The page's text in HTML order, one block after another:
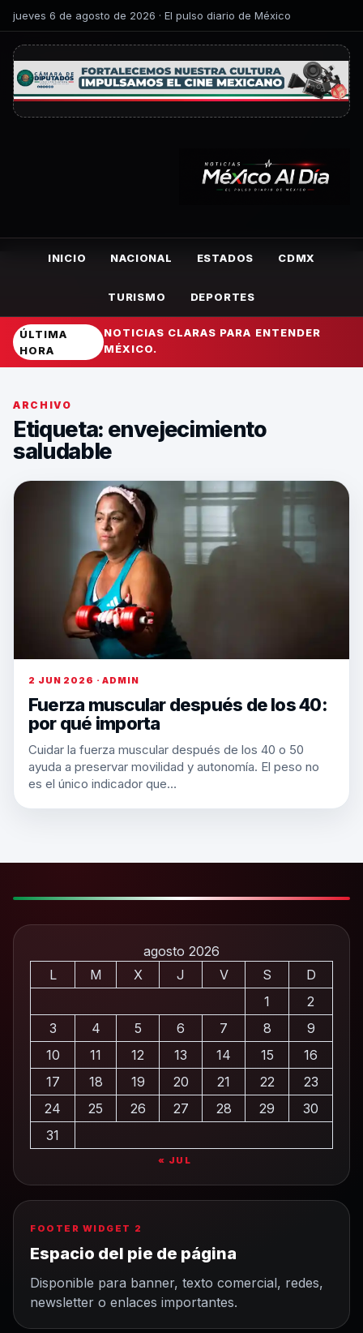
jueves 6 de agosto de 2026 · El pulso diario de México
INICIO NACIONAL ESTADOS CDMX
TURISMO DEPORTES
ÚLTIMA
HORA
NOTICIAS CLARAS PARA ENTENDER
MÉXICO.
ARCHIVO
Etiqueta: envejecimiento
saludable
2 JUN 2026 · ADMIN
Fuerza muscular después de los 40:
por qué importa
Cuidar la fuerza muscular después de los 40 o 50
ayuda a preservar movilidad y autonomía. El peso no
es el único indicador que…
agosto 2026
L
M X J V S
D
1
2
3
4 5 6 7 8
9
10
11 12 13 14 15
16
17
18 19 20 21 22
23
24
25 26 27 28 29
30
31
« JUL
FOOTER WIDGET 2
Espacio del pie de página
Disponible para banner, texto comercial, redes,
newsletter o enlaces importantes.